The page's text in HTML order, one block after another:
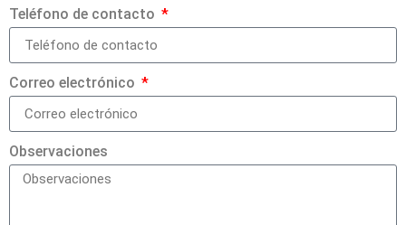
Teléfono de contacto
Correo electrónico
Observaciones